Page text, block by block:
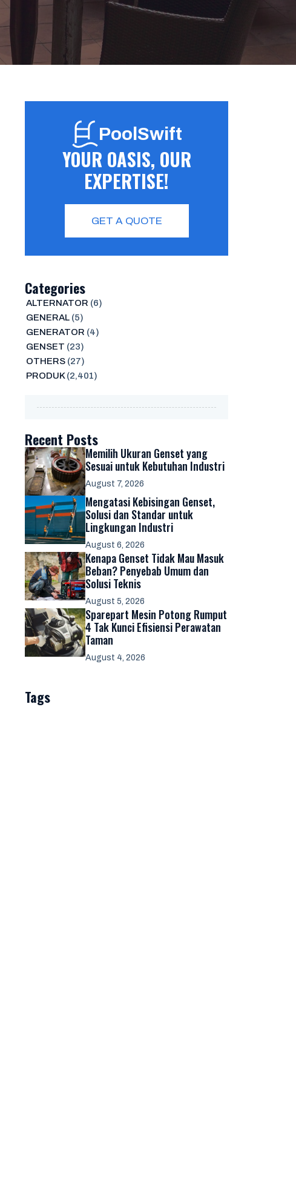
PoolSwift
YOUR OASIS, OUR
EXPERTISE!
GET A QUOTE
Categories
ALTERNATOR (6)
GENERAL(5)
GENERATOR (4)
GENSET (23)
OTHERS(27)
PRODUK(2,401)
Recent Posts
Memilih Ukuran Genset yang
Sesuai untuk Kebutuhan Industri
August 7, 2026
Mengatasi Kebisingan Genset,
Solusi dan Standar untuk
Lingkungan Industri
August 6, 2026
Kenapa Genset Tidak Mau Masuk
Beban? Penyebab Umum dan
Solusi Teknis
August 5, 2026
Sparepart Mesin Potong Rumput
4 Tak Kunci Efisiensi Perawatan
Taman
August 4, 2026
Tags